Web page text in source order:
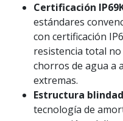
Certificación
estándares
con certificación
resistencia total
chorros de agua a
extremas.
Estructura
tecnología de